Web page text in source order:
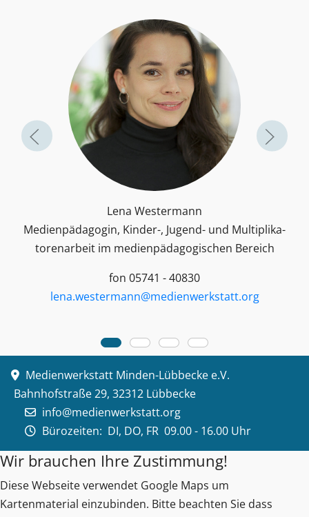
Lena Westermann
Medienpädagogin, Kinder-, Jugend- und Multiplika­
toren­arbeit im medienpädagogischen Bereich
fon 05741 - 40830
lena.westermann@medienwerkstatt.org
Medienwerkstatt Minden-Lübbecke e.V.
Bahnhofstraße 29, 32312 Lübbecke
info@medienwerkstatt.org
Bürozeiten: DI, DO, FR 09.00 - 16.00 Uhr
Wir brauchen Ihre Zustimmung!
Diese Webseite verwendet Google Maps um
Kartenmaterial einzubinden. Bitte beachten Sie dass